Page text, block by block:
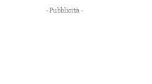
- Pubblicità -